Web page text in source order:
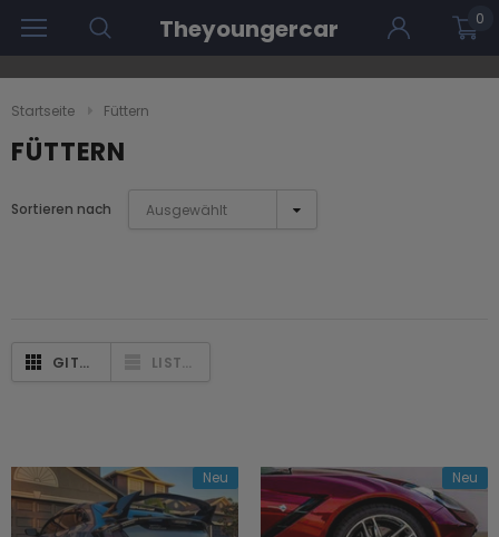
Theyoungercar 0
Startseite Füttern
FÜTTERN
Sortieren nach Ausgewählt
GITTERANSICHT LISTENANSICHT
Neu Neu